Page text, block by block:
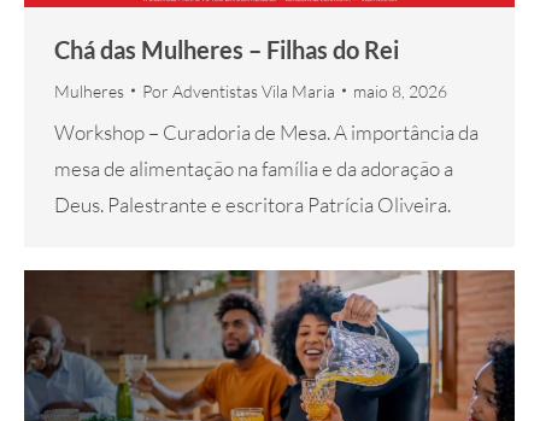
Chá das Mulheres – Filhas do Rei
Mulheres Por Adventistas Vila Maria maio 8, 2026
Workshop – Curadoria de Mesa. A importância da
mesa de alimentação na família e da adoração a
Deus. Palestrante e escritora Patrícia Oliveira.